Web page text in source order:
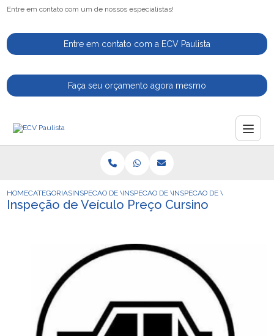
Entre em contato com um de nossos especialistas!
Entre em contato com a ECV Paulista
Faça seu orçamento agora mesmo
HOMECATEGORIASINSPECAO DE VEICULOSINSPECAO DE VEICULO DE APLICATIVO
INSPECAO DE VEICULO
Inspeção de Veículo Preço Cursino